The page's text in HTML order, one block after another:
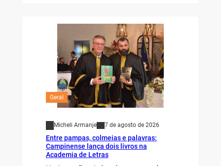
Geral
Micheli Armanje
Entre pampas, colmeias e palavras:
Campinense lança dois livros na
Academia de Letras